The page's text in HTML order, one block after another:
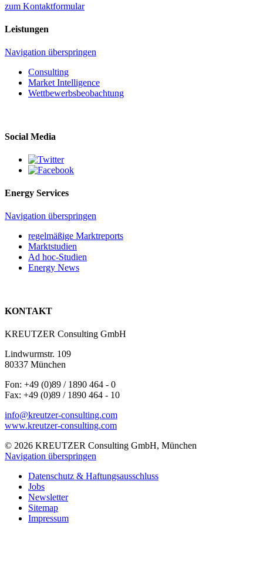
zum Kontaktformular
Leistungen
Navigation überspringen
Consulting
Market Intelligence
Wettbewerbs­beobachtung
Social Media
Energy Services
Navigation überspringen
regelmäßige Marktreports
Marktstudien
Ad hoc-Studien
Energy News
KONTAKT
KREUTZER Consulting GmbH
Lindwurmstr. 109
80337 München
Fon: +49 (0)89 / 1890 464 - 0
Fax: +49 (0)89 / 1890 464 - 10
info@kreutzer-consulting.com
www.kreutzer-consulting.com
© 2026 KREUTZER Consulting GmbH, München
Navigation überspringen
Datenschutz & Haftungsausschluss
Jobs
Newsletter
Sitemap
Impressum